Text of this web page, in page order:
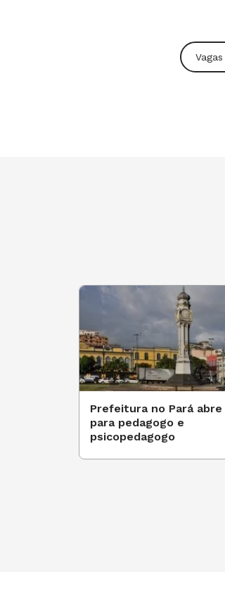
Prefeitura no Pará abre
para pedagogo e
psicopedagogo